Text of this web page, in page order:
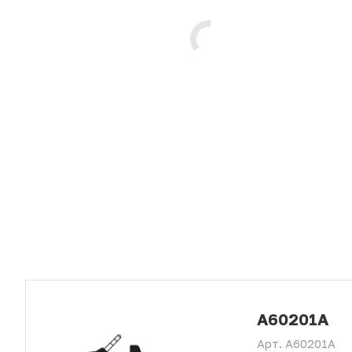
A60201A
Арт. A60201A